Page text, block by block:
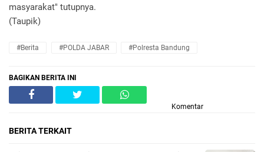
masyarakat" tutupnya.
(Taupik)
#Berita #POLDA JABAR #Polresta Bandung
BAGIKAN BERITA INI
Komentar
BERITA TERKAIT